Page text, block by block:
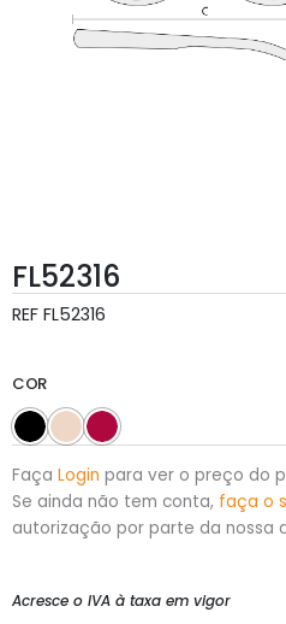
FL52316
REF FL52316
COR
Faça Login para ver o preço do
Se ainda não tem conta, faça o
autorização por parte da nossa
Acresce o IVA à taxa em vigor